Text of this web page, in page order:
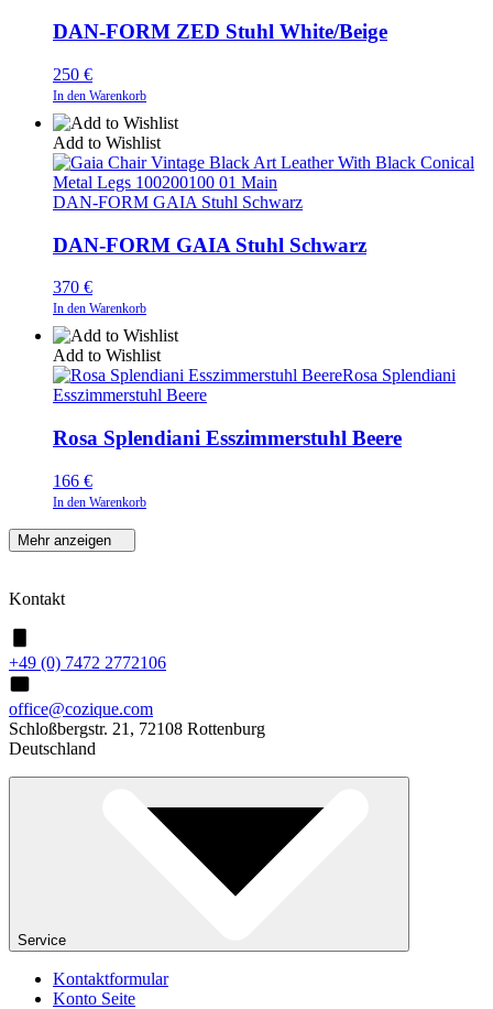
DAN-FORM ZED Stuhl White/Beige
250 €
In den Warenkorb
Add to Wishlist
DAN-FORM GAIA Stuhl Schwarz
DAN-FORM GAIA Stuhl Schwarz
370 €
In den Warenkorb
Add to Wishlist
Rosa Splendiani
Esszimmerstuhl Beere
Rosa Splendiani Esszimmerstuhl Beere
166 €
In den Warenkorb
Mehr anzeigen
Kontakt
+49 (0) 7472 2772106
office@cozique.com
Schloßbergstr. 21, 72108 Rottenburg
Deutschland
Service
Kontaktformular
Konto Seite